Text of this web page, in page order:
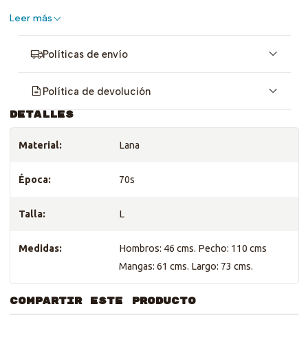
Revisa sus medidas <3
Leer más
Políticas de envío
Política de devolución
DETALLES
Material: Lana
Época: 70s
Talla: L
Medidas:
Hombros: 46 cms. Pecho: 110 cms
Mangas: 61 cms. Largo: 73 cms.
COMPARTIR ESTE PRODUCTO